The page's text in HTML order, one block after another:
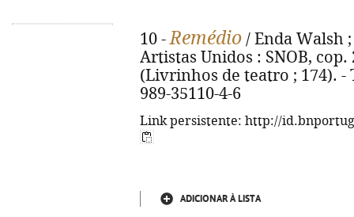
10 -Remédio / Enda Walsh
Artistas Unidos : SNOB, cop.
(Livrinhos de teatro ; 174). -
989-35110-4-6
Link persistente: http://
ADICIONAR À LISTA